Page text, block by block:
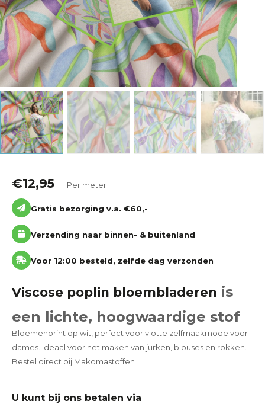
€12,95 Per meter
Gratis bezorging v.a. €60,-
Verzending naar binnen- & buitenland
Voor 12:00 besteld, zelfde dag verzonden
Viscose poplin bloembladeren is
een lichte, hoogwaardige stof
Bloemenprint op wit, perfect voor vlotte zelfmaakmode voor
dames. Ideaal voor het maken van jurken, blouses en rokken.
Bestel direct bij Makomastoffen
U kunt bij ons betalen via